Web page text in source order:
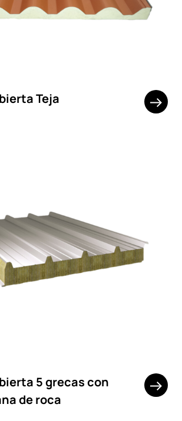
Teja
5 grecas con
de roca